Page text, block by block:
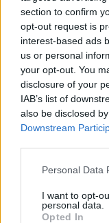
section to confirm
opt-out request is
interest-based ads
us or personal
your opt-out. You
disclosure of your
IAB’s list of
also be disclosed
Downstream
Personal Data
I want to opt-
personal data.
Opted In
Geografia
Czy
stolicy ...
Wiedza ogólna